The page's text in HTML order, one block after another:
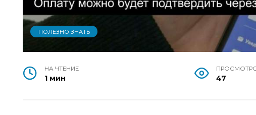
ПОЛЕЗНО ЗНАТЬ
НА ЧТЕНИЕ
1 мин 47